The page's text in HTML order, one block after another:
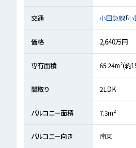
交通 小田急線「小
価格 2,640万円
専有面積 65.24m²(約
間取り 2LDK
バルコニー面積 7.3m²
バルコニー向き 南東